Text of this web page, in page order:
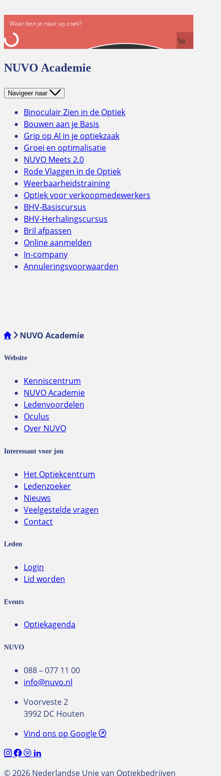
Se
NUVO Academie
Navigeer naar
Binoculair Zien in de Optiek
Bouwen aan je Basis
Grip op AI in je optiekzaak
Groei en optimalisatie
NUVO Meets 2.0
Rode Vlaggen in de Optiek
Weerbaarheidstraining
Optiek voor verkoopmedewerkers
BHV-Basiscursus
BHV-Herhalingscursus
Bril afpassen
Online aanmelden
In-company
Annuleringsvoorwaarden
NUVO Academie
Website
Kenniscentrum
NUVO Academie
Ledenvoordelen
Oculus
Over NUVO
Interessant voor jou
Het Optiekcentrum
Ledenzoeker
Nieuws
Veelgestelde vragen
Contact
Leden
Login
Lid worden
Events
Optiekagenda
NUVO
088 – 077 11 00
info@nuvo.nl
Voorveste 2
3992 DC Houten
Vind ons op Google
© 2026 Nederlandse Unie van Optiekbedrijven